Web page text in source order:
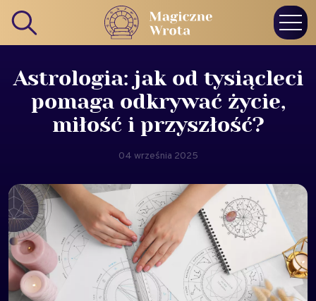
Astrologia: jak od tysiącleci
pomaga odkrywać życie,
miłość i przyszłość?
04 września 2025